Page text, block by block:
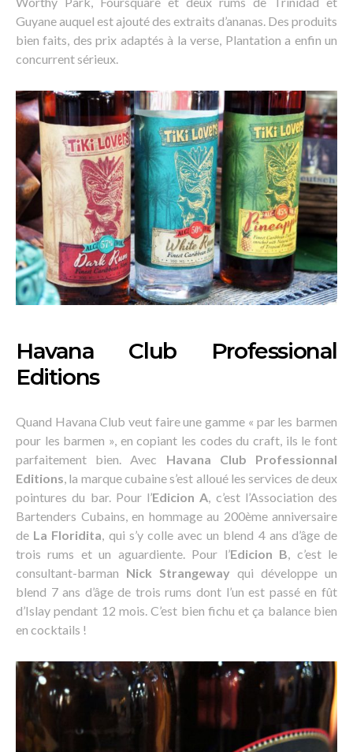
Guyane auquel est ajouté des extraits d’ananas. Des produits
bien faits, des prix adaptés à la verse, Plantation a enfin un
concurrent sérieux.
Havana Club Professional
Editions
Quand Havana Club veut faire une gamme « par les barmen
pour les barmen », en copiant les codes du craft, ils le font
parfaitement bien. Avec Havana Club Professionnal
Editions, la marque cubaine s’est alloué les services de deux
pointures du bar. Pour l’Edicion A, c’est l’Association des
Bartenders Cubains, en hommage au 200ème anniversaire
de La Floridita, qui s’y colle avec un blend 4 ans d’âge de
trois rums et un aguardiente. Pour l’Edicion B, c’est le
consultant-barman Nick Strangeway qui développe un
blend 7 ans d’âge de trois rums dont l’un est passé en fût
d’Islay pendant 12 mois. C’est bien fichu et ça balance bien
en cocktails !